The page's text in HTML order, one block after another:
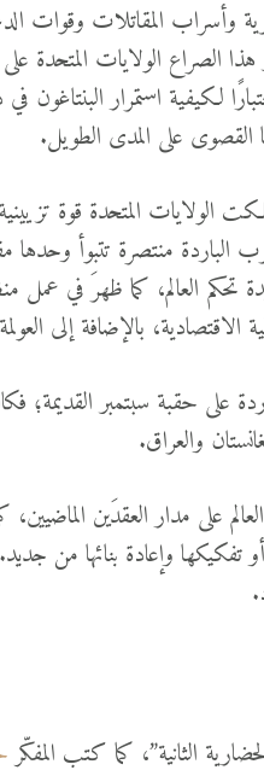
وأسراب المقاتلات وقوات
الصراع الولايات المتحدة
لكيفية استمرار البنتاغون في
القصوى على المدى الطويل.
الولايات المتحدة قوة
منتصرة تتبوأ وحدها
العالم، كما ظهرَ في عمل
بالإضافة إلى العولمة
على حقبة سبتمبر القديمة؛
والعراق.
على مدار العقدَين
أو تفكيكها وإعادة بنائها من
الثانية”، كما كتب المفكّر